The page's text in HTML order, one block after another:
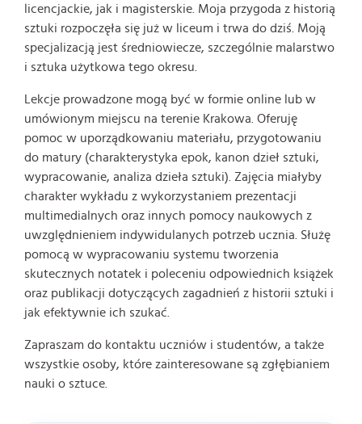
licencjackie, jak i magisterskie. Moja przygoda z historią
sztuki rozpoczęła się już w liceum i trwa do dziś. Moją
specjalizacją jest średniowiecze, szczególnie malarstwo
i sztuka użytkowa tego okresu.
Lekcje prowadzone mogą być w formie online lub w
umówionym miejscu na terenie Krakowa. Oferuję
pomoc w uporządkowaniu materiału, przygotowaniu
do matury (charakterystyka epok, kanon dzieł sztuki,
wypracowanie, analiza dzieła sztuki). Zajęcia miałyby
charakter wykładu z wykorzystaniem prezentacji
multimedialnych oraz innych pomocy naukowych z
uwzględnieniem indywidulanych potrzeb ucznia. Służę
pomocą w wypracowaniu systemu tworzenia
skutecznych notatek i poleceniu odpowiednich książek
oraz publikacji dotyczących zagadnień z historii sztuki i
jak efektywnie ich szukać.
Zapraszam do kontaktu uczniów i studentów, a także
wszystkie osoby, które zainteresowane są zgłębianiem
nauki o sztuce.